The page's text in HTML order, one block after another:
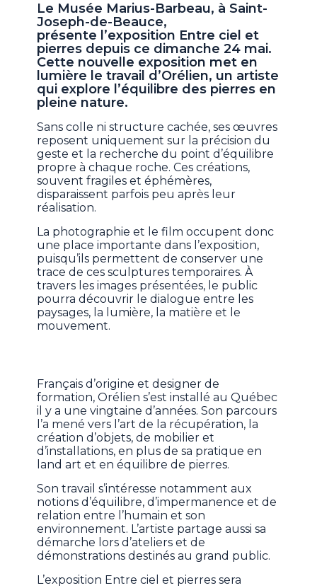
Le Musée Marius-Barbeau, à Saint-
Joseph-de-Beauce,
présente l’exposition Entre ciel et
pierres depuis ce dimanche 24 mai.
Cette nouvelle exposition met en
lumière le travail d’Orélien, un artiste
qui explore l’équilibre des pierres en
pleine nature.
Sans colle ni structure cachée, ses œuvres
reposent uniquement sur la précision du
geste et la recherche du point d’équilibre
propre à chaque roche. Ces créations,
souvent fragiles et éphémères,
disparaissent parfois peu après leur
réalisation.
La photographie et le film occupent donc
une place importante dans l’exposition,
puisqu’ils permettent de conserver une
trace de ces sculptures temporaires. À
travers les images présentées, le public
pourra découvrir le dialogue entre les
paysages, la lumière, la matière et le
mouvement.
Français d’origine et designer de
formation, Orélien s’est installé au Québec
il y a une vingtaine d’années. Son parcours
l’a mené vers l’art de la récupération, la
création d’objets, de mobilier et
d’installations, en plus de sa pratique en
land art et en équilibre de pierres.
Son travail s’intéresse notamment aux
notions d’équilibre, d’impermanence et de
relation entre l’humain et son
environnement. L’artiste partage aussi sa
démarche lors d’ateliers et de
démonstrations destinés au grand public.
L’exposition Entre ciel et pierres sera